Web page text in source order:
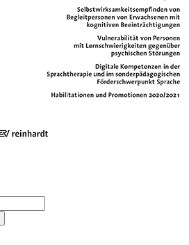
Alber, Anja Starke, Christian
ist besser!?
Sprachtherapie und im